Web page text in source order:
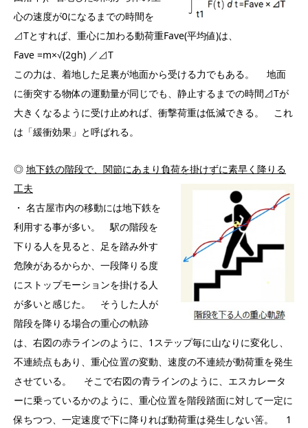
心の速度が0になるまでの時間を
⊿Tとすれば、重心に加わる動荷重Fave(平均値)は、
Fave =m×√(2gh) ／⊿T
この力は、着地した足裏が地面から受ける力でもある。 地面
に衝突する物体の運動量が同じでも、静止するまでの時間⊿Tが
大きくなるように受け止めれば、衝撃荷重は低減できる。 これ
は「緩衝効果」と呼ばれる。
◎ 地下鉄の階段で、関節にあまり負荷を掛けずに素早く降りる
工夫
・ 名古屋市内の移動には地下鉄を
利用する事が多い。 駅の階段を
下りる人を見ると、足を踏み外す
危険があるからか、一段降りる度
にストップモーションを掛ける人
が多いと感じた。 そうした人が
階段を降りる場合の重心の軌跡
は、右図の赤ラインのように、1ステップ毎に山なりに変化し、
不連続点もあり、重心位置の変動、速度の不連続が動荷重を発生
させている。 そこで右図の青ラインのように、エスカレータ
ーに乗っているかのように、重心位置を階段踏面に対して一定に
保ちつつ、一定速度で下に降りれば動荷重は発生しない筈。 1